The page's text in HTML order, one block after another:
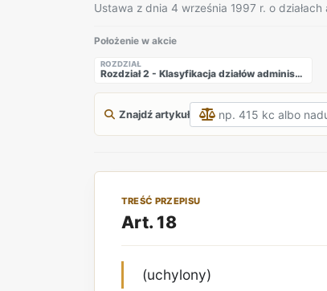
Ustawa z dnia 4 września 1997 r. o
Położenie w akcie
ROZDZIAŁ
Rozdział 2 - Klasyfikacja działów administracji rządowej
Znajdź artykuł
TREŚĆ PRZEPISU
Art. 18
(uchylony)